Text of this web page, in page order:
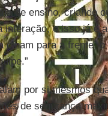
de ensino, criando
interação, e isso já é
olham para a frente,
por si mesmos
de segurança